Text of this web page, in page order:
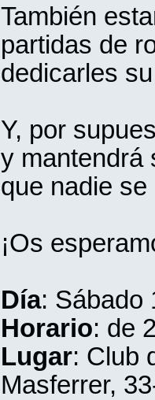
También
partidas de
dedicarles
Y, por
y mantendrá
que nadie
¡Os
Día: Sábado
Horario: de
Lugar: Club
Masferrer,